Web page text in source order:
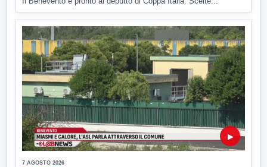
▶
7 AGOSTO 2026